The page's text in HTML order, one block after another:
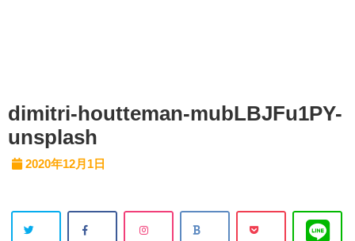
dimitri-houtteman-mubLBJFu1PY-
unsplash
2020年12月1日